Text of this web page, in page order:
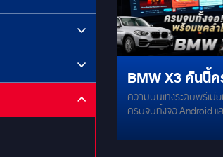
ทำให้บันทึกเหตุการณ์บ
ขึ้น มาพร้อมกับการลดสัญญาณรบกวน
แบบ 3 มิติ การบันทึกแบบไทม์แลปส์ การ
ควบคุมผ่านแอปด้วย
BMW X3 คันนี้
ANDROID และ
END จาก
ความบันเทิงระดับพรีเมี
ครบจบทั้งจอ Android แ
เนี๊ยบ มาตรฐานมืออาชีพ